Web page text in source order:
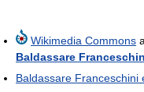
Wikimedia Commons
Baldassare
Baldassare Franceschini